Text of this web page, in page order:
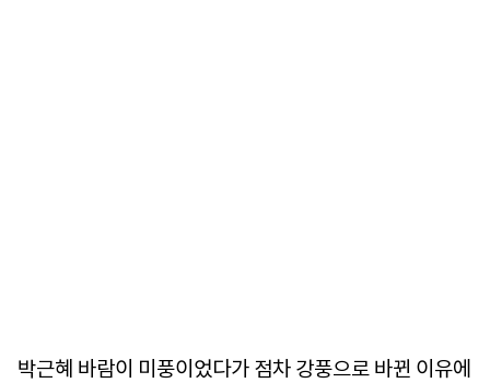
박근혜 바람이 미풍이었다가 점차 강풍으로 바뀐 이유에